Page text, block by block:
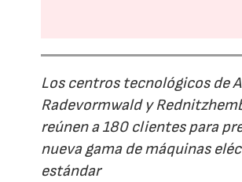
Los centros tecnológicos de
Radevormwald y
reúnen a 180 clientes para
nueva gama de máquinas
estándar